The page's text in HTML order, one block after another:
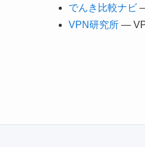
でんき比較ナビ
VPN研究所 —